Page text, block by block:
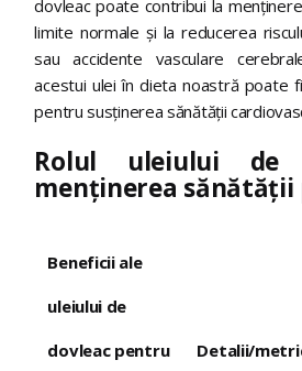
dovleac poate contribui la
limite normale și la reducerea
sau accidente vasculare
acestui ulei în dieta noastră poate
pentru susținerea sănătății
Rolul uleiului de
menținerea
Beneficii ale
uleiului de
dovleac pentru
Detalii/